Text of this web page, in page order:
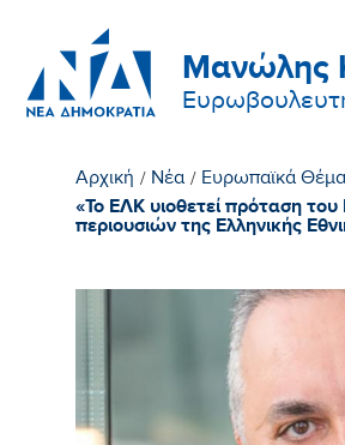
Μανώλης
Αρχική / Νέα / Ευρωπαϊκά
«Το ΕΛΚ υιοθετεί πρόταση
περιουσιών της Ελληνικής